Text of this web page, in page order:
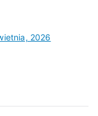
2026